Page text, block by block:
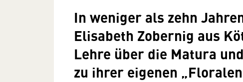
In weniger als zehn
Elisabeth Zobernig aus
Lehre über die Matura
zu ihrer eigenen